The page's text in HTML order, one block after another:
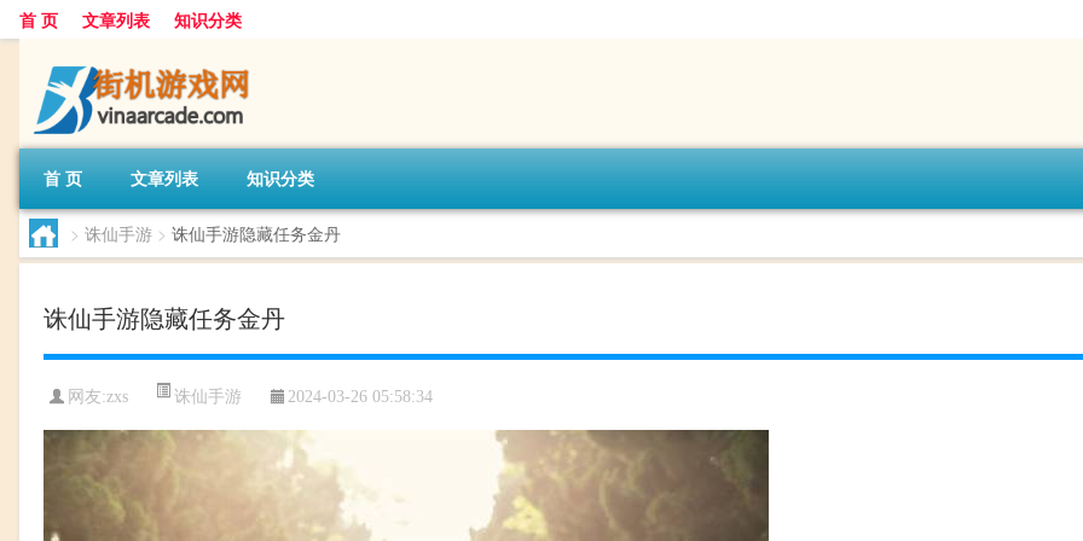
首 页 文章列表 知识分类
首 页 文章列表 知识分类
> 诛仙手游 > 诛仙手游隐藏任务金丹
诛仙手游隐藏任务金丹
网友:zxs 诛仙手游 2024-03-26 05:58:34